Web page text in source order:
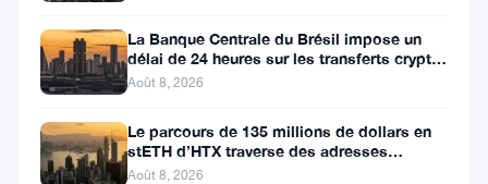
rapporté
Bloomberg.
Cette
injection
La Banque Centrale du Brésil impose un
délai de 24 heures sur les transferts crypto
de plus de 10 000 $
Août 8, 2026
Le parcours de 135 millions de dollars en
stETH d’HTX traverse des adresses
Poloniex
Août 8, 2026